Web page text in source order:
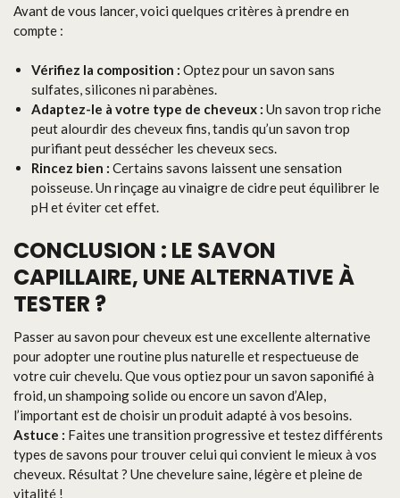
Avant de vous lancer, voici quelques critères à prendre en
compte :
Vérifiez la composition : Optez pour un savon sans
sulfates, silicones ni parabènes.
Adaptez-le à votre type de cheveux : Un savon trop riche
peut alourdir des cheveux fins, tandis qu’un savon trop
purifiant peut dessécher les cheveux secs.
Rincez bien : Certains savons laissent une sensation
poisseuse. Un rinçage au vinaigre de cidre peut équilibrer le
pH et éviter cet effet.
CONCLUSION : LE SAVON
CAPILLAIRE, UNE ALTERNATIVE À
TESTER ?
Passer au savon pour cheveux est une excellente alternative
pour adopter une routine plus naturelle et respectueuse de
votre cuir chevelu. Que vous optiez pour un savon saponifié à
froid, un shampoing solide ou encore un savon d’Alep,
l’important est de choisir un produit adapté à vos besoins.
Astuce : Faites une transition progressive et testez différents
types de savons pour trouver celui qui convient le mieux à vos
cheveux. Résultat ? Une chevelure saine, légère et pleine de
vitalité !